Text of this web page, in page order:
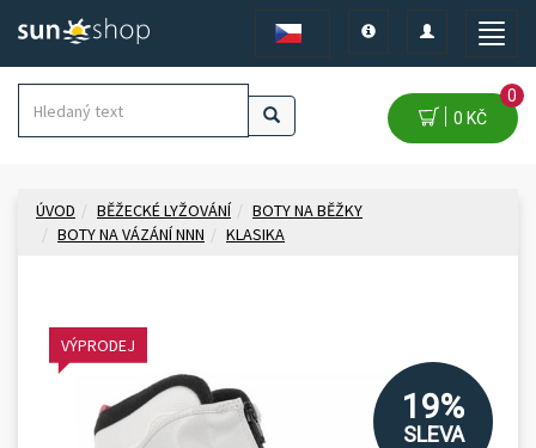
Toggle
Toggle
navigation
Toggle
0 KČ
0
ÚVOD BĚŽECKÉ LYŽOVÁNÍ
BOTY NA BĚŽKY
BOTY NA VÁZÁNÍ NNN
KLASIKA
VÝPRODEJ
19%
SLEVA